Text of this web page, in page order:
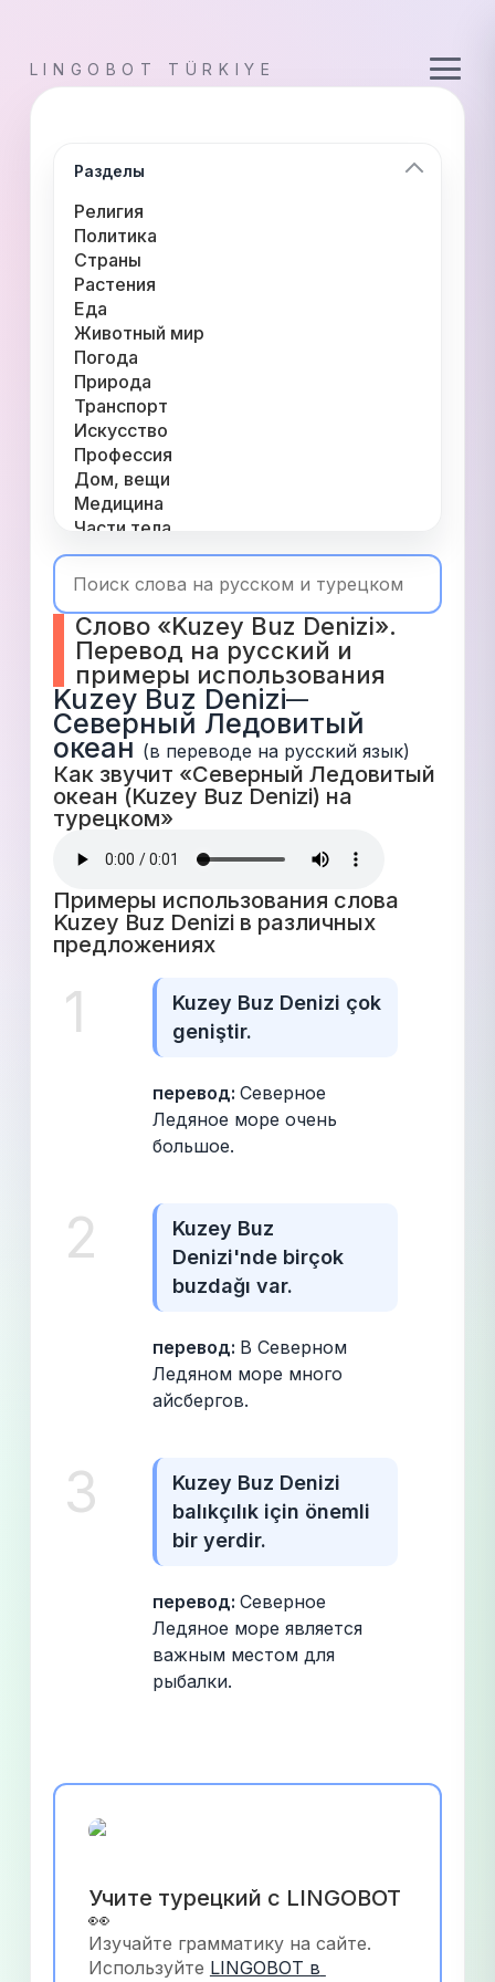
LINGOBOT TÜRKIYE
Разделы
Религия
Политика
Страны
Растения
Еда
Животный мир
Погода
Природа
Транспорт
Искусство
Профессия
Дом, вещи
Медицина
Части тела
Одежда
Время
Числа
Глаголы
Служебные
Существительные
Прилагательные
Слово «Kuzey Buz Denizi».
Перевод на русский и
примеры использования
Kuzey Buz Denizi—
Северный Ледовитый
океан (в переводе на русский язык)
Как звучит «Северный Ледовитый
океан (Kuzey Buz Denizi) на
турецком»
Примеры использования слова
Kuzey Buz Denizi в различных
предложениях
1
Kuzey Buz Denizi çok
geniştir.
перевод: Северное
Ледяное море очень
большое.
2
Kuzey Buz
Denizi'nde birçok
buzdağı var.
перевод: В Северном
Ледяном море много
айсбергов.
3
Kuzey Buz Denizi
balıkçılık için önemli
bir yerdir.
перевод: Северное
Ледяное море является
важным местом для
рыбалки.
Учите турецкий с LINGOBOT
👀
Изучайте грамматику на сайте.
Используйте LINGOBOT в